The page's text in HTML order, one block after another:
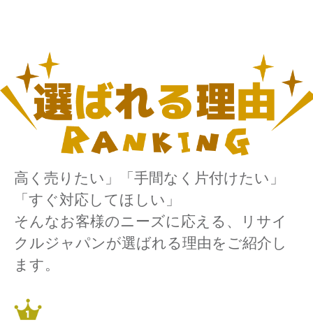
高く売りたい」「手間なく片付けたい」
「すぐ対応してほしい」
そんなお客様のニーズに応える、リサイ
クルジャパンが選ばれる理由をご紹介し
ます。